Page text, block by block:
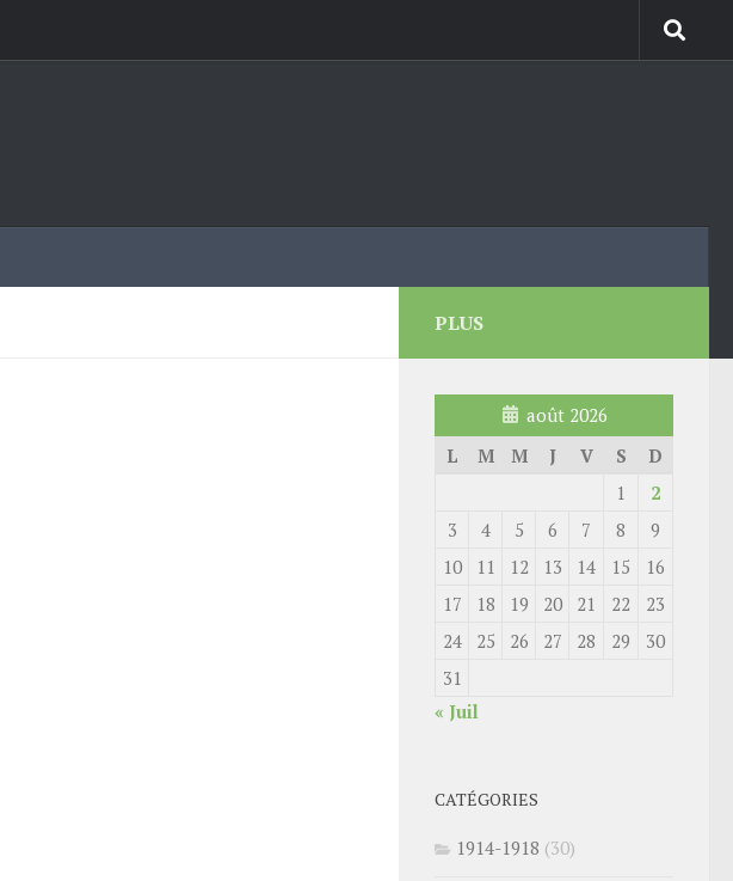
PLUS
août 2026
L
M M J V S
D
1
2
3
4 5 6 7 8
9
10
11 12 13 14 15
16
17
18 19 20 21 22
23
24
25 26 27 28 29
30
31
« Juil
CATÉGORIES
1914-1918 (30)